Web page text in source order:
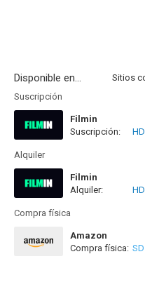
Disponible en...
Suscripción
Filmin
Disponible hasta
Suscripción: HD
Alquiler
Filmin
Disponible hasta
Alquiler: HD
Compra física
Amazon
Compra física: SD